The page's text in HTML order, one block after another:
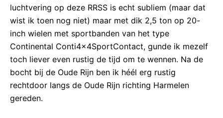
luchtvering op deze RRSS is echt subliem (maar dat
wist ik toen nog niet) maar met dik 2,5 ton op 20-
inch wielen met sportbanden van het type
Continental Conti4x4SportContact, gunde ik mezelf
toch liever even rustig de tijd om te wennen. Na de
bocht bij de Oude Rijn ben ik héél erg rustig
rechtdoor langs de Oude Rijn richting Harmelen
gereden.